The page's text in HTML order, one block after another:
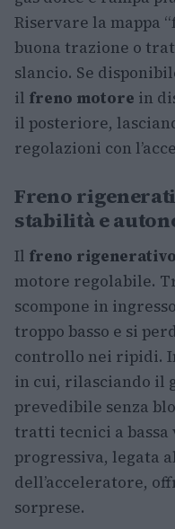
Riservare la mappa
buona trazione o
slancio. Se
il freno motore in
il posteriore,
regolazioni con
Freno
stabilità e
Il freno rigenerativo
motore regolabile.
scompone in
troppo basso e si
controllo nei ripidi.
in cui, rilasciando il
prevedibile senza
tratti tecnici a bassa
progressiva, legata
dell’acceleratore,
sorprese.